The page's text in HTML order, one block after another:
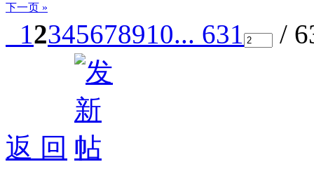
下一页 »
12345678910... 631 /
返 回